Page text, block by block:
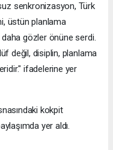
senkronizasyon, Türk
üstün planlama
gözler önüne serdi.
değil, disiplin, planlama
ifadelerine yer
kokpit
yer aldı.